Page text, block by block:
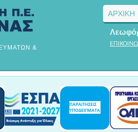
&
ΑΡΧΙΚΗ